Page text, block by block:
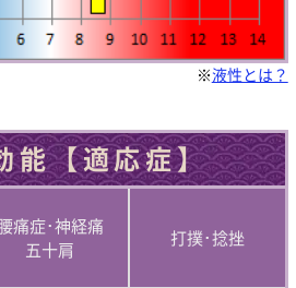
※液性とは？
能【適応症】
痛症･神経痛
五十肩
打撲･捻挫